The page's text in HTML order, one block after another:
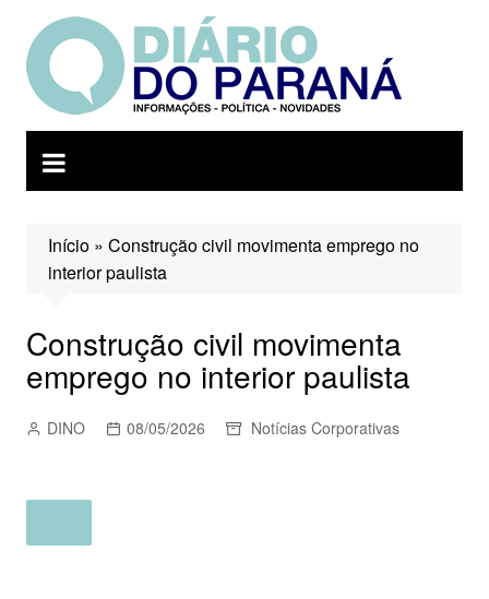
para
conteúdo
Início» Construção civil movimenta emprego no
interior paulista
Construção civil movimenta
emprego no interior paulista
DINO 08/05/2026 Notícias Corporativas